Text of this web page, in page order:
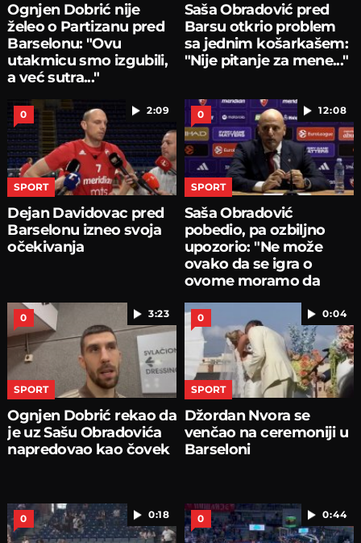
Ognjen Dobrić nije
želeo o Partizanu pred
Barselonu: "Ovu
utakmicu smo izgubili,
a već sutra..."
Saša Obradović pred
Barsu otkrio problem
sa jednim košarkašem:
"Nije pitanje za mene..."
2:09
0
SPORT
Dejan Davidovac pred
Barselonu izneo svoja
očekivanja
12:08
0
SPORT
Saša Obradović
pobedio, pa ozbiljno
upozorio: "Ne može
ovako da se igra o
ovome moramo da
3:23
0
SPORT
Ognjen Dobrić rekao da
je uz Sašu Obradovića
napredovao kao čovek
0:04
0
SPORT
Džordan Nvora se
venčao na ceremoniji u
Barseloni
0:18
0 0:44
0